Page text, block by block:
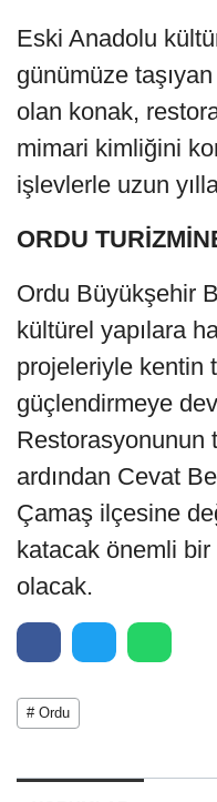
Eski Anadolu
günümüze
olan konak,
mimari kimliğini
işlevlerle uzun
ORDU
Ordu Büyükşehir
kültürel yapılara
projeleriyle kentin
güçlendirmeye
Restorasyonunun
ardından Cevat
Çamaş ilçesine
katacak önemli
olacak.
# Ordu